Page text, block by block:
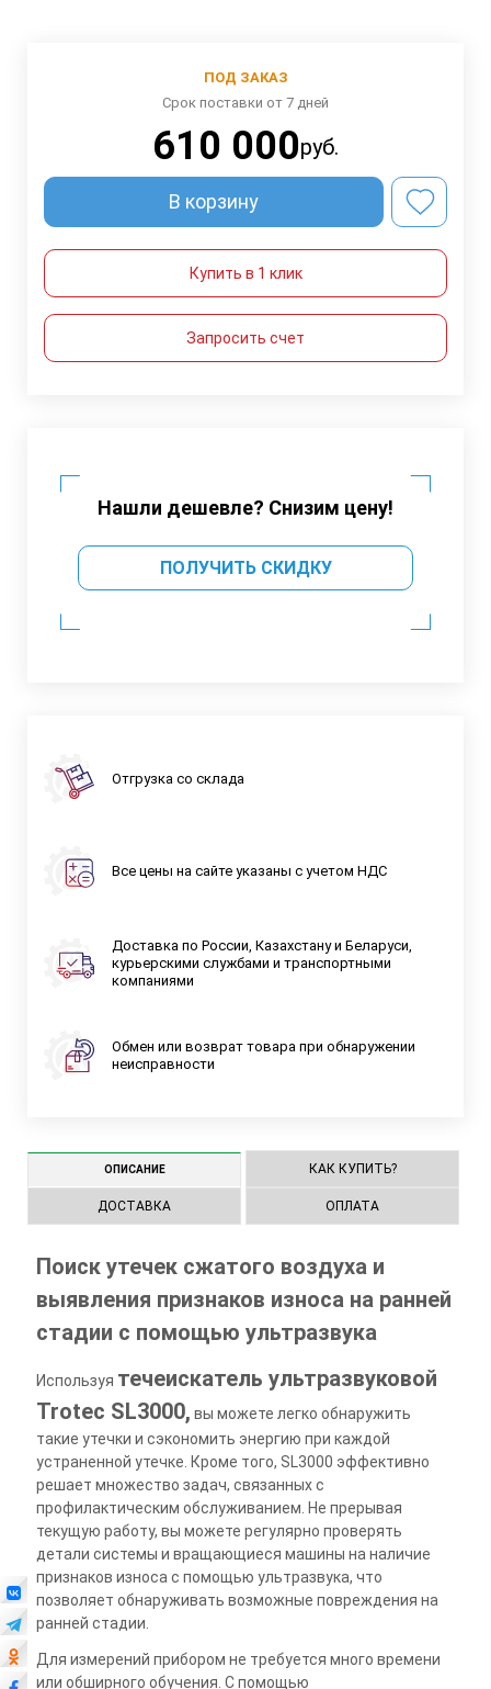
ПОД ЗАКАЗ
Срок поставки от 7 дней
610 000руб.
В корзину
Купить в 1 клик
Запросить счет
Нашли дешевле? Снизим цену!
ПОЛУЧИТЬ СКИДКУ
Отгрузка со склада
Все цены на сайте указаны с учетом НДС
Доставка по России, Казахстану и Беларуси,
курьерскими службами и транспортными
компаниями
Обмен или возврат товара при обнаружении
неисправности
ОПИСАНИЕ КАК КУПИТЬ?
ДОСТАВКА ОПЛАТА
Поиск утечек сжатого воздуха и
выявления признаков износа на ранней
стадии с помощью ультразвука
Используя течеискатель ультразвуковой
Trotec SL3000, вы можете легко обнаружить
такие утечки и сэкономить энергию при каждой
устраненной утечке. Кроме того, SL3000 эффективно
решает множество задач, связанных с
профилактическим обслуживанием. Не прерывая
текущую работу, вы можете регулярно проверять
детали системы и вращающиеся машины на наличие
признаков износа с помощью ультразвука, что
позволяет обнаруживать возможные повреждения на
ранней стадии.
Для измерений прибором не требуется много времени
или обширного обучения. С помощью